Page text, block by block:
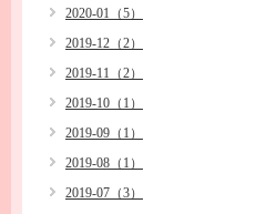
2020-01（5）
2019-12（2）
2019-11（2）
2019-10（1）
2019-09（1）
2019-08（1）
2019-07（3）